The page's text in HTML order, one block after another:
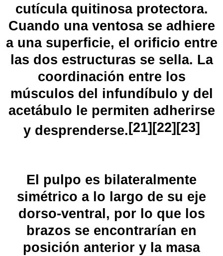
cutícula quitinosaprotectora.
Cuando una ventosa se adhiere
a una superficie, el orificio entre
las dos estructuras se sella. La
coordinación entre los
músculos del infundíbulo y del
acetábulo le permiten adherirse
y desprenderse. [21] [22] [23]
El pulpo es bilateralmente
simétrico a lo largo de su eje
dorso-ventral, por lo que los
brazos se encontrarían en
posición anterior y la masa